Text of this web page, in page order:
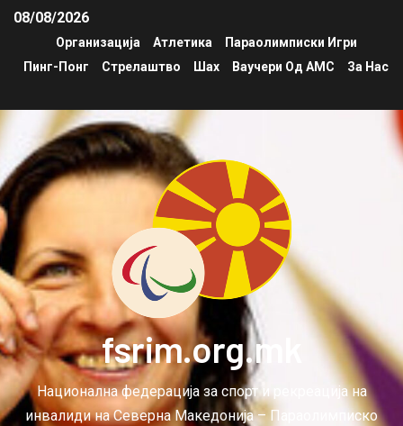
08/08/2026
Организација Атлетика
Параолимписки Игри
Пинг-Понг
Стрелаштво Шах Ваучери Од АМС За Нас
fsrim.org.mk
Национална федерација за спорт и рекреација на
инвалиди на Северна Македонија – Параолимписко